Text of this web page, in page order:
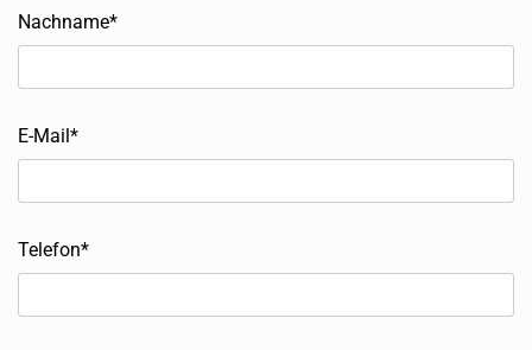
Nachname*
E-Mail*
Telefon*